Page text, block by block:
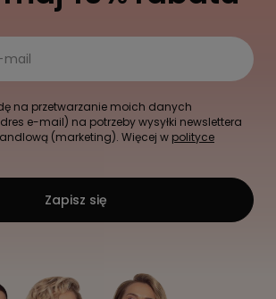
mail
na przetwarzanie moich danych
e-mail) na potrzeby wysyłki newslettera
(marketing). Więcej w polityce
Zapisz się